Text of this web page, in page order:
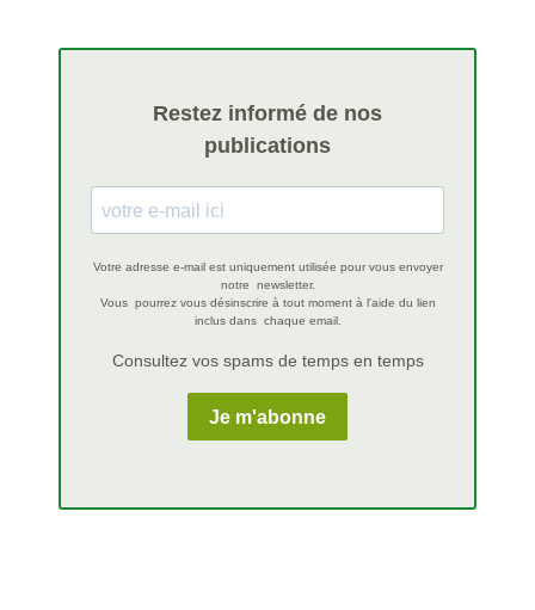
Restez informé de nos
publications
Votre adresse e-mail est uniquement utilisée pour vous envoyer
notre newsletter.
Vous pourrez vous désinscrire à tout moment à l'aide du lien
inclus dans chaque email.
Consultez vos spams de temps en temps
Je m'abonne